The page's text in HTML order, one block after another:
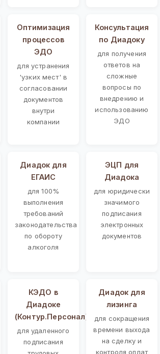
Оптимизация
процессов
ЭДО
для устранения
'узких мест' в
согласовании
документов
внутри
компании
Консультация
по Диадоку
для получения
ответов на
сложные
вопросы по
внедрению и
использованию
ЭДО
Диадок для
ЕГАИС
для 100%
выполнения
требований
законодательства
по обороту
алкоголя
ЭЦП для
Диадока
для юридически
значимого
подписания
электронных
документов
КЭДО в
Диадоке
(Контур.Персонал)
для удаленного
подписания
Диадок для
лизинга
для сокращения
времени выхода
на сделку и
контроля оплат